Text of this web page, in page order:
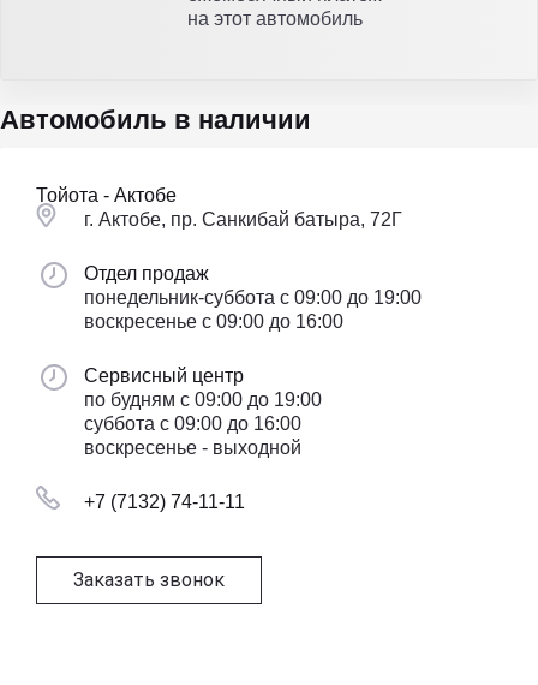
на этот автомобиль
Автомобиль в наличии
Тойота - Актобе
г. Актобе, пр. Санкибай батыра, 72Г
Отдел продаж
понедельник-суббота с 09:00 до 19:00
воскресенье с 09:00 до 16:00
Сервисный центр
по будням с 09:00 до 19:00
суббота с 09:00 до 16:00
воскресенье - выходной
+7 (7132) 74-11-11
Заказать звонок